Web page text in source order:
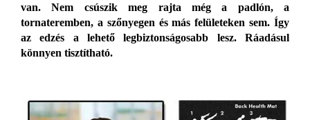
van. Nem csúszik meg rajta még a padlón, a
tornateremben, a szőnyegen és más felületeken sem. Így
az edzés a lehető legbiztonságosabb lesz. Ráadásul
könnyen tisztítható.